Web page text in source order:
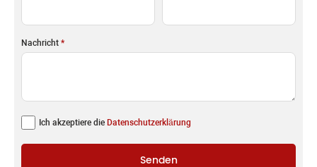
Nachricht *
Ich akzeptiere die Datenschutzerklärung
Senden